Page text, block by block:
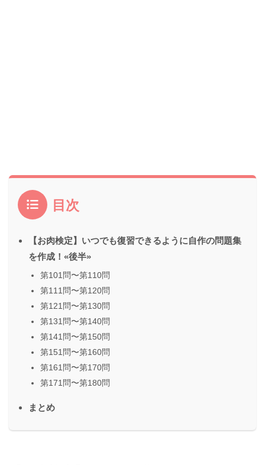
目次
【お肉検定】いつでも復習できるように自作の問題集
を作成！«後半»
第101問〜第110問
第111問〜第120問
第121問〜第130問
第131問〜第140問
第141問〜第150問
第151問〜第160問
第161問〜第170問
第171問〜第180問
まとめ